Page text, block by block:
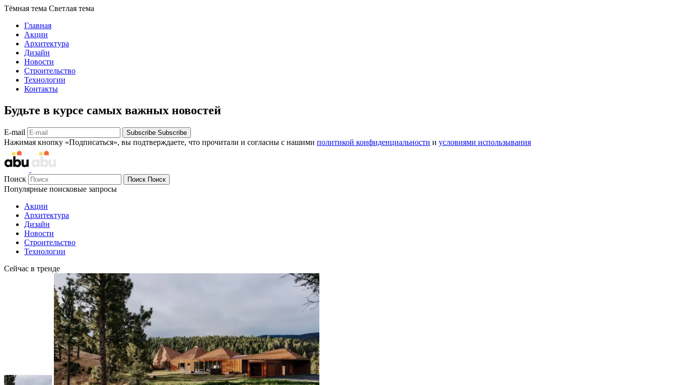
Тёмная тема Светлая тема
Главная
Акции
Архитектура
Дизайн
Новости
Строительство
Технологии
Контакты
Будьте в курсе самых важных новостей
E-mail Subscribe Subscribe
Нажимая кнопку «Подписаться», вы подтверждаете, что прочитали и согласны с нашими политикой конфиденциальности и условиями использывания
Поиск Поиск Поиск
Популярные поисковые запросы
Акции
Архитектура
Дизайн
Новости
Строительство
Технологии
Сейчас в тренде